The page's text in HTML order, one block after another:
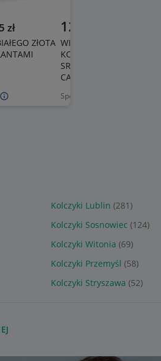
zł
ZłOTA
Sponsorowane
125
WISZĄCE DŁUGIE
KOLCZYKI ZE SREBRA
SREBRO 925 LISTEK LISTKI
CASUALOWE
Kolczyki Lublin (281)
Kolczyki Sosnowiec (124)
Kolczyki Witonia (69)
Kolczyki Przemyśl (58)
Kolczyki Stryszawa (52)